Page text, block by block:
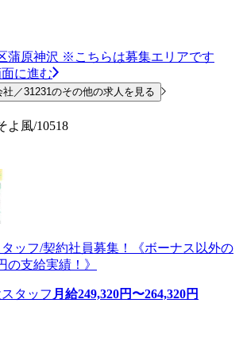
蒲原神沢 ※こちらは募集エリアです
に進む
／31231のその他の求人を見る
よ風/10518
タッフ/契約社員募集！《ボーナス以外の
の支給実績！》
タッフ 月給249,320円〜264,320円